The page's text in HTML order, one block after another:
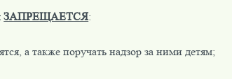
ЗАПРЕЩАЕТСЯ:
а также поручать надзор за ними детям;